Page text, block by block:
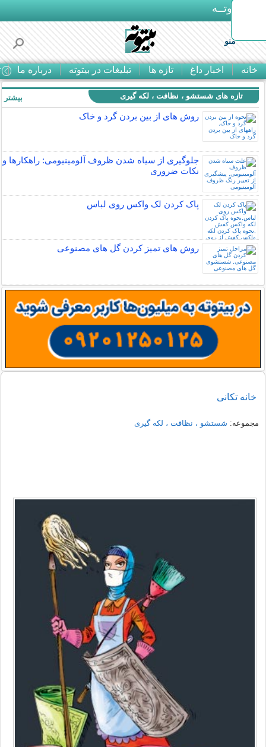
بـیتوتــه
منو
خانه اخبار داغ تازه ها تبلیغات در بیتوته درباره ما
تازه های شستشو ، نظافت ، لکه گیری
روش های از بين بردن گرد و خاک
جلوگیری از سیاه شدن ظروف آلومینیومی: راهکارها و
نکات ضروری
پاک کردن لک واکس روی لباس
روش های تمیز کردن گل های مصنوعی
بیشتر
خانه تکانی
مجموعه: شستشو ، نظافت ، لکه گیری